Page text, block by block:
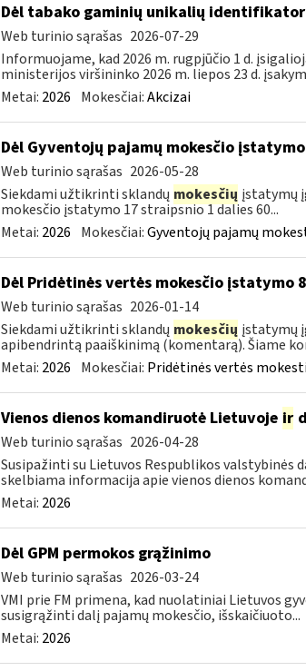
Dėl tabako gaminių unikalių
Web turinio sąrašas 2026-07-29
Informuojame, kad 2026 m. rugpjūčio 1 d.
ministerijos viršininko 2026 m. liepos 23 d.
Metai: 2026 Mokesčiai:Akcizai
Dėl Gyventojų pajamų mokesčio
Web turinio sąrašas 2026-05-28
Siekdami užtikrinti sklandų mokesčių įstatymų
mokesčio įstatymo 17 straipsnio 1 dalies 60...
Metai: 2026 Mokesčiai:Gyventojų pajamų
Dėl Pridėtinės vertės mokesčio įstatymo
Web turinio sąrašas 2026-01-14
Siekdami užtikrinti sklandų mokesčių įstatymų
apibendrintą paaiškinimą (komentarą). Šiame
Metai: 2026 Mokesčiai: Pridėtinės vertės
Vienos dienos komandiruotė Lietuvoje ir
Web turinio sąrašas 2026-04-28
Susipažinti su Lietuvos Respublikos valstybinės
skelbiama informacija apie vienos dienos
Metai: 2026
Dėl GPM permokos grąžinimo
Web turinio sąrašas 2026-03-24
VMI prie FM primena, kad nuolatiniai Lietuvos
susigrąžinti dalį pajamų mokesčio, išskaičiuoto...
Metai: 2026